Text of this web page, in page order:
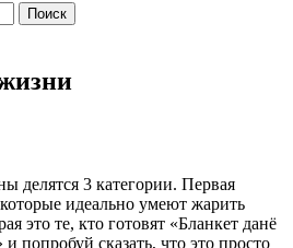
делятся 3 категории. Первая
идеально умеют жарить
это те, кто готовят «Бланкет данё
попробуй сказать, что это просто